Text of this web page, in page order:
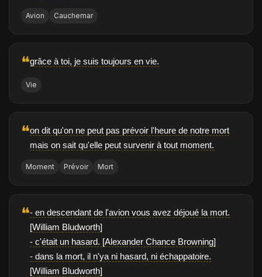
Avion Cauchemar
❝grâce à toi, je suis toujours en vie.
Vie
❝on dit qu'on ne peut pas prévoir l'heure de notre mort
mais on sait qu'elle peut survenir à tout moment.
Moment Prévoir Mort
❝- en descendant de l'avion vous avez déjoué la mort.
[William Bludworth]
- c'était un hasard. [Alexander Chance Browning]
- dans la mort, il n'ya ni hasard, ni échappatoire.
[William Bludworth]